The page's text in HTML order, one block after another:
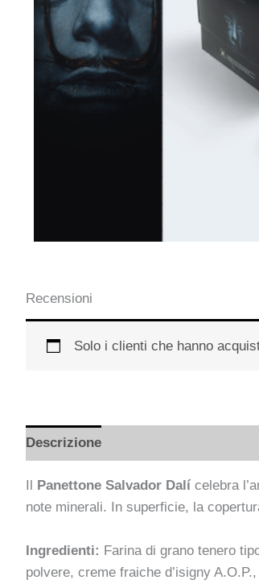
Recensioni
Solo i clienti che hanno
Descrizione
Il Panettone Salvador Dalí celebra
note minerali. In superficie, la
Ingredienti: Farina di grano tenero
polvere, creme fraiche d’isigny